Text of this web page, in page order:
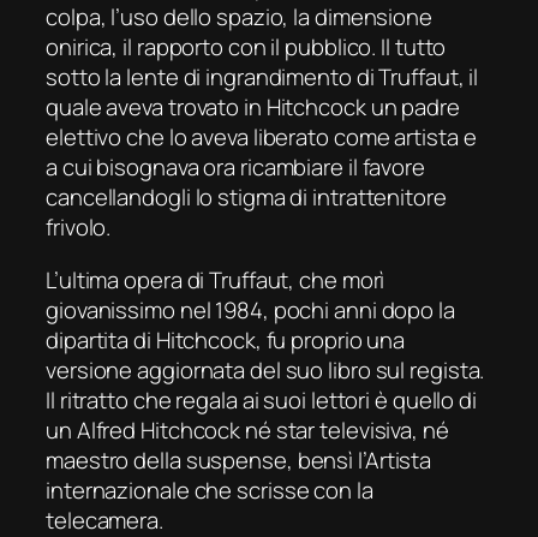
colpa, l’uso dello spazio, la dimensione
onirica, il rapporto con il pubblico. Il tutto
sotto la lente di ingrandimento di Truffaut, il
quale aveva trovato in Hitchcock un padre
elettivo che lo aveva liberato come artista e
a cui bisognava ora ricambiare il favore
cancellandogli lo stigma di intrattenitore
frivolo.
L’ultima opera di Truffaut, che morì
giovanissimo nel 1984, pochi anni dopo la
dipartita di Hitchcock, fu proprio una
versione aggiornata del suo libro sul regista.
Il ritratto che regala ai suoi lettori è quello di
un Alfred Hitchcock né star televisiva, né
maestro della suspense, bensì l’Artista
internazionale che scrissecon la
telecamera.